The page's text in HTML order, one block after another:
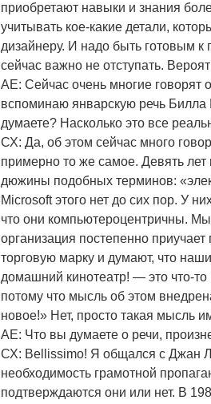
приобретают навыки и знания
учитывать кое-какие детали,
дизайнеру. И надо быть готовым
сейчас важно не отступать.
АЕ: Сейчас очень многие говорят
вспоминаю январскую речь
думаете? Насколько это все
СХ: Да, об этом сейчас много
примерно то же самое. Девять лет
дюжины подобных терминов:
Microsoft этого нет до сих пор. У
что они компьютероцентричны.
организация постепенно
торговую марку и думают, что
домашний кинотеатр! — это что-
потому что мысль об этом
новое!» Нет, просто такая мысль
АЕ: Что вы думаете о речи,
СХ: Bellissimo! Я общался с Джан
необходимость грамотной
подтверждаются они или нет. В